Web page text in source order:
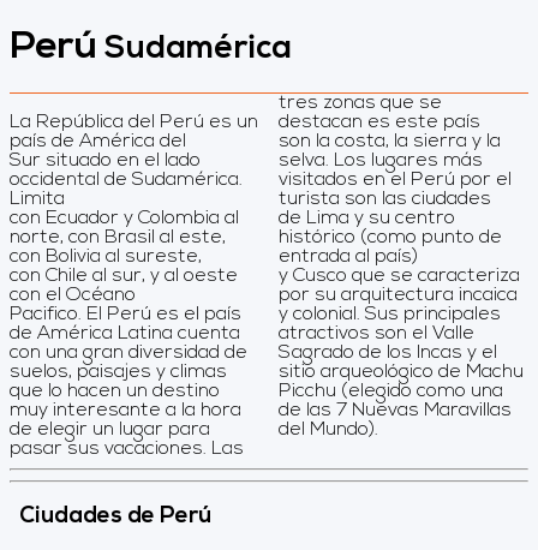
Perú Sudamérica
La República del Perú es un
país de América del
Sur situado en el lado
occidental de Sudamérica.
Limita
con Ecuador y Colombia al
norte, con Brasil al este,
con Bolivia al sureste,
con Chile al sur, y al oeste
con el Océano
Pacifico. El Perú es el país
de América Latina cuenta
con una gran diversidad de
suelos, paisajes y climas
que lo hacen un destino
muy interesante a la hora
de elegir un lugar para
pasar sus vacaciones. Las
tres zonas que se
destacan es este país
son la costa, la sierra y la
selva. Los lugares más
visitados en el Perú por el
turista son las ciudades
de Lima y su centro
histórico (como punto de
entrada al país)
y Cusco que se caracteriza
por su arquitectura incaica
y colonial. Sus principales
atractivos son el Valle
Sagrado de los Incas y el
sitio arqueológico de Machu
Picchu (elegido como una
de las 7 Nuevas Maravillas
del Mundo).
Ciudades de Perú